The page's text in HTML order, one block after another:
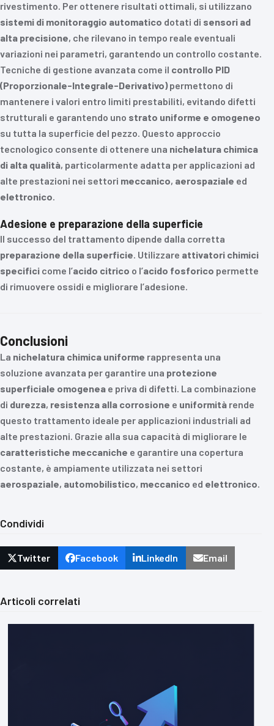
rivestimento. Per ottenere risultati ottimali, si utilizzano
sistemi di monitoraggio automatico dotati di sensori ad
alta precisione, che rilevano in tempo reale eventuali
variazioni nei parametri, garantendo un controllo costante.
Tecniche di gestione avanzata come il controllo PID
(Proporzionale-Integrale-Derivativo)permettono di
mantenere i valori entro limiti prestabiliti, evitando difetti
strutturali e garantendo uno strato uniforme e omogeneo
su tutta la superficie del pezzo. Questo approccio
tecnologico consente di ottenere una nichelatura chimica
di alta qualità, particolarmente adatta per applicazioni ad
alte prestazioni nei settori meccanico, aerospaziale ed
elettronico.
Adesione e preparazione della superficie
Il successo del trattamento dipende dalla corretta
preparazione della superficie. Utilizzare attivatori chimici
specifici come l’acido citrico o l’acido fosforico permette
di rimuovere ossidi e migliorare l’adesione.
Conclusioni
La nichelatura chimica uniforme rappresenta una
soluzione avanzata per garantire una protezione
superficiale omogenea e priva di difetti. La combinazione
di durezza, resistenza alla corrosione e uniformità rende
questo trattamento ideale per applicazioni industriali ad
alte prestazioni. Grazie alla sua capacità di migliorare le
caratteristiche meccaniche e garantire una copertura
costante, è ampiamente utilizzata nei settori
aerospaziale, automobilistico, meccanico ed elettronico.
Condividi
Twitter Facebook LinkedIn Email
Articoli correlati